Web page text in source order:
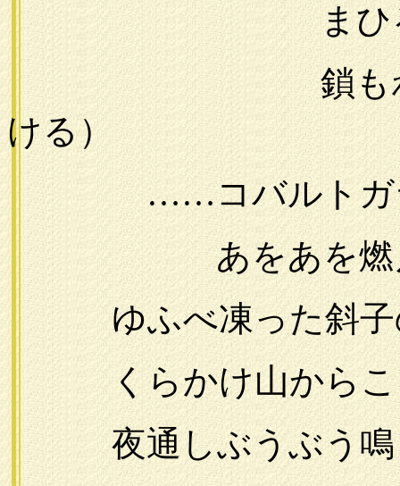
まひるの夢
鎖もわれには
ける）
……コバルトガラス
あをあを燃え
ゆふべ凍った斜子
くらかけ山からこ
夜通しぶうぶう鳴